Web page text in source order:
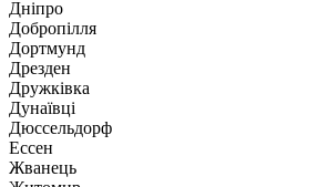
Дніпро
Добропілля
Дортмунд
Дрезден
Дружківка
Дунаївці
Дюссельдорф
Ессен
Жванець